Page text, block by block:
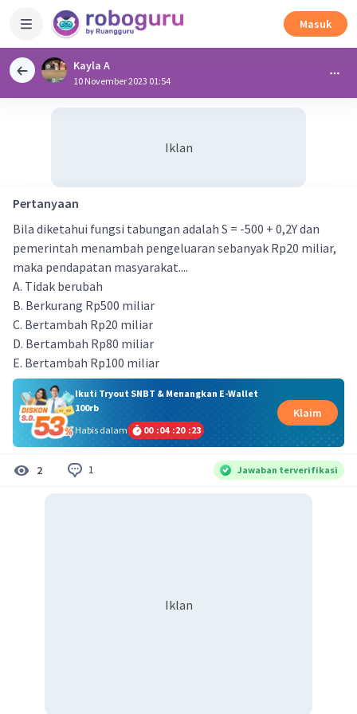
Masuk
Kayla A
10 November 2023 01:54
Iklan
Pertanyaan
Bila diketahui fungsi tabungan adalah S = -500 + 0,2Y dan
pemerintah menambah pengeluaran sebanyak Rp20 miliar,
maka pendapatan masyarakat....
A. Tidak berubah
B. Berkurang Rp500 miliar
C. Bertambah Rp20 miliar
D. Bertambah Rp80 miliar
E. Bertambah Rp100 miliar
Ikuti Tryout SNBT & Menangkan E-Wallet
100rb
Habis dalam
00 :04 :20 :22
Klaim
2 1 Jawaban terverifikasi
Iklan